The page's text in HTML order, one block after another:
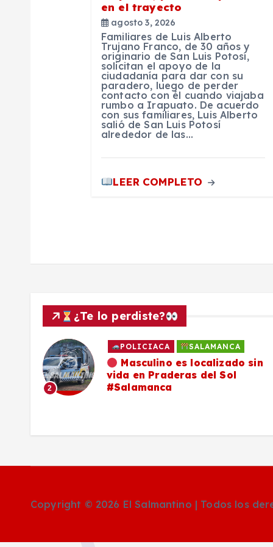
en el trayecto
agosto 3, 2026
Familiares de Luis Alberto
Trujano Franco, de 30 años y
originario de San Luis Potosí,
solicitan el apoyo de la
ciudadanía para dar con su
paradero, luego de perder
contacto con él cuando viajaba
rumbo a Irapuato. De acuerdo
con sus familiares, Luis Alberto
salió de San Luis Potosí
alrededor de las…
LEER COMPLETO
¿Te lo perdiste?
2
POLICIACA SALAMANCA
Masculino es localizado sin
vida en Praderas del Sol
#Salamanca
Copyright © 2026 El Salmantino | Todos los